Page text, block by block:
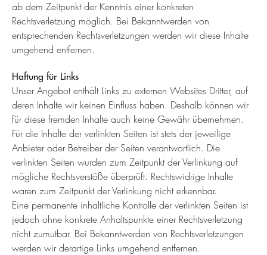
ab dem Zeitpunkt der Kenntnis einer konkreten
Rechtsverletzung möglich. Bei Bekanntwerden von
entsprechenden Rechtsverletzungen werden wir diese Inhalte
umgehend entfernen.
Haftung für Links
Unser Angebot enthält Links zu externen Websites Dritter, auf
deren Inhalte wir keinen Einfluss haben. Deshalb können wir
für diese fremden Inhalte auch keine Gewähr übernehmen.
Für die Inhalte der verlinkten Seiten ist stets der jeweilige
Anbieter oder Betreiber der Seiten verantwortlich. Die
verlinkten Seiten wurden zum Zeitpunkt der Verlinkung auf
mögliche Rechtsverstöße überprüft. Rechtswidrige Inhalte
waren zum Zeitpunkt der Verlinkung nicht erkennbar.
Eine permanente inhaltliche Kontrolle der verlinkten Seiten ist
jedoch ohne konkrete Anhaltspunkte einer Rechtsverletzung
nicht zumutbar. Bei Bekanntwerden von Rechtsverletzungen
werden wir derartige Links umgehend entfernen.